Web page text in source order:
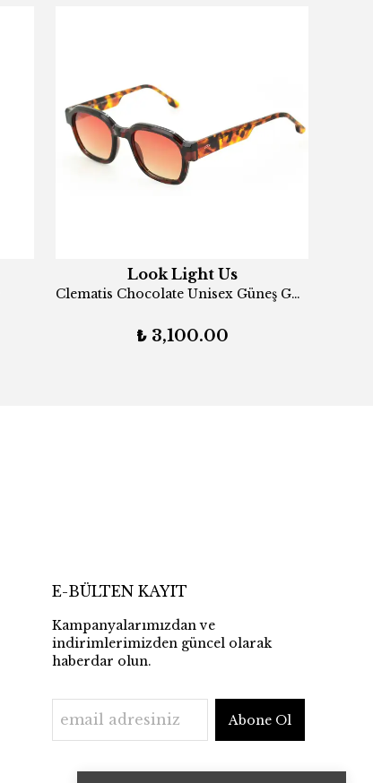
Look Light Us
Clematis Chocolate Unisex Güneş Gözlüğü
₺ 3,100.00
E-BÜLTEN KAYIT
Kampanyalarımızdan ve
indirimlerimizden güncel olarak
haberdar olun.
Abone Ol